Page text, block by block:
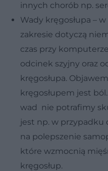
innych chorób np.
Wady kręgosłupa –
zakresie dotyczą
czas przy
odcinek szyjny oraz
kręgosłupa.
kręgosłupem jest
wad nie potrafimy
jest np. w przypadku
na polepszenie
które wzmocnią
kręgosłup.